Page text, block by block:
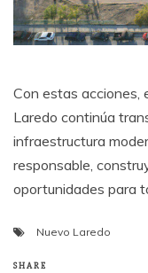
Con estas acciones,
Laredo continúa
infraestructura
responsable,
oportunidades para
Nuevo Laredo
SHARE